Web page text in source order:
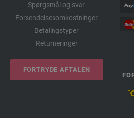
Spørgsmål og svar
Forsendelsesomkostninger
Betalingstyper
Returneringer
FORTRYDE AFTALEN